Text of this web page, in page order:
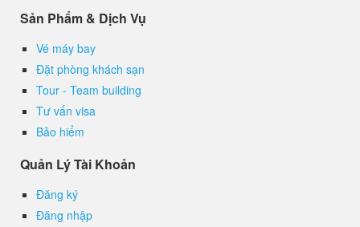
Sản Phẩm & Dịch Vụ
Vé máy bay
Đặt phòng khách sạn
Tour - Team building
Tư vấn visa
Bảo hiểm
Quản Lý Tài Khoản
Đăng ký
Đăng nhập